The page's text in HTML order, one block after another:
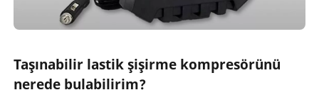
Taşınabilir lastik şişirme kompresörünü
nerede bulabilirim?